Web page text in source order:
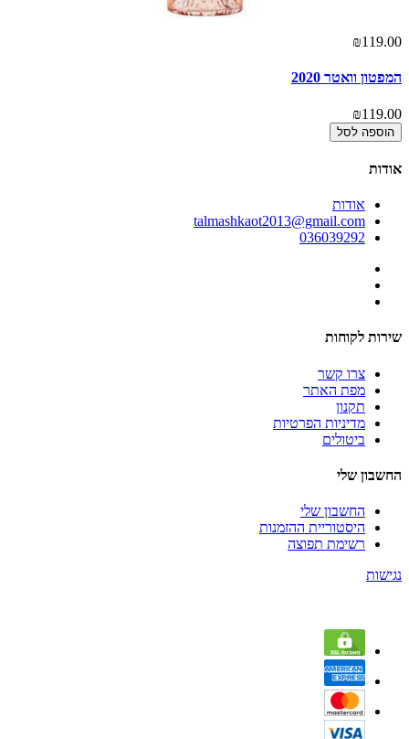
₪119.00
המפטון וואטר 2020
₪119.00
הוספה לסל
אודות
אודות
talmashkaot2013@gmail.com
036039292
שירות לקוחות
צרו קשר
מפת האתר
תקנון
מדיניות הפרטיות
ביטולים
החשבון שלי
החשבון שלי
היסטוריית ההזמנות
רשימת תפוצה
נגישות